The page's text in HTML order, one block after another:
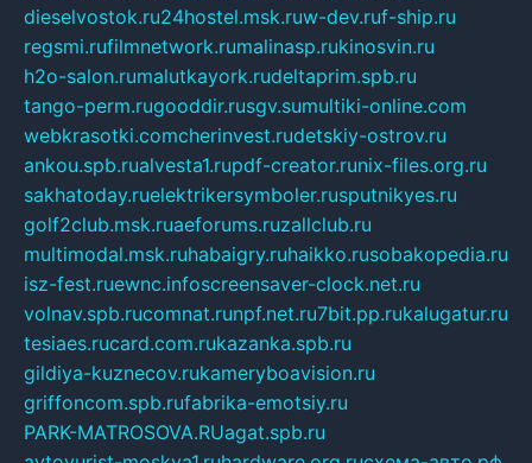
dieselvostok.ru24hostel.msk.ruw-dev.ruf-ship.ru
regsmi.rufilmnetwork.rumalinasp.rukinosvin.ru
h2o-salon.rumalutkayork.rudeltaprim.spb.ru
tango-perm.rugooddir.rusgv.sumultiki-online.com
webkrasotki.comcherinvest.rudetskiy-ostrov.ru
ankou.spb.rualvesta1.rupdf-creator.runix-files.org.ru
sakhatoday.ruelektrikersymboler.rusputnikyes.ru
golf2club.msk.ruaeforums.ruzallclub.ru
multimodal.msk.ruhabaigry.ruhaikko.rusobakopedia.ru
isz-fest.ruewnc.infoscreensaver-clock.net.ru
volnav.spb.rucomnat.runpf.net.ru7bit.pp.rukalugatur.ru
tesiaes.rucard.com.rukazanka.spb.ru
gildiya-kuznecov.rukameryboavision.ru
griffoncom.spb.rufabrika-emotsiy.ru
PARK-MATROSOVA.RUagat.spb.ru